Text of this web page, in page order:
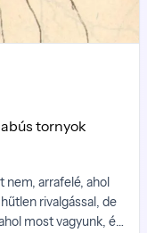
tornyok
nem, arrafelé, ahol
rivalgással, de
most vagyunk, és